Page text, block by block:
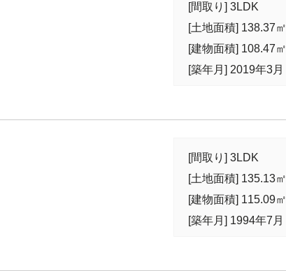
[間取り] 3LDK
[土地面積] 138.37㎡
[建物面積] 108.47㎡
[築年月] 2019年3月
[間取り] 3LDK
[土地面積] 135.13㎡
[建物面積] 115.09㎡
[築年月] 1994年7月